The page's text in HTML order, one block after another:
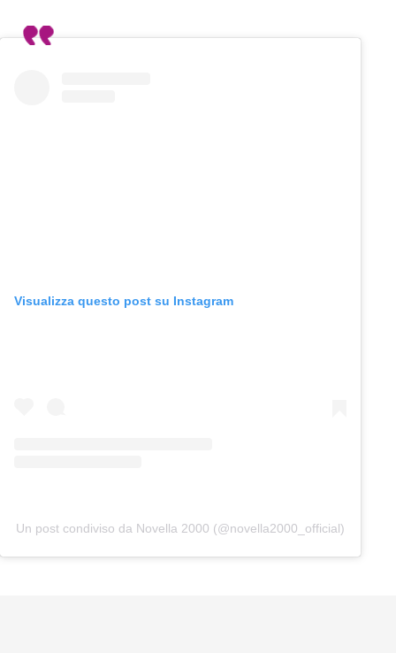
Visualizza questo post su Instagram
Un post condiviso da Novella 2000 (@novella2000_official)